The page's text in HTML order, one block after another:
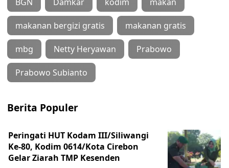
makanan bergizi gratis makanan gratis
mbg Netty Heryawan Prabowo
Prabowo Subianto
Berita Populer
Peringati HUT Kodam III/Siliwangi
Ke-80, Kodim 0614/Kota Cirebon
Gelar Ziarah TMP Kesenden